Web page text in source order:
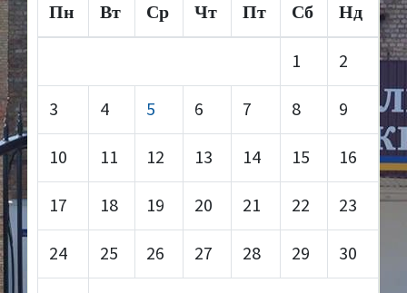
Пн Вт Ср Чт Пт Сб Нд
1 2
3 4 5 6 7 8 9
10 11 12 13 14 15 16
17 18 19 20 21 22 23
24 25 26 27 28 29 30